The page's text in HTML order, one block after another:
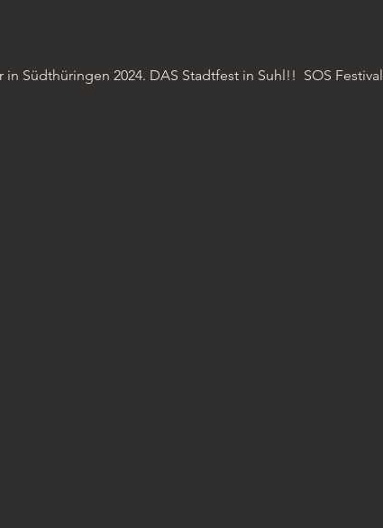
Südthüringen 2024. DAS Stadtfest in Suhl!! SOS Festival